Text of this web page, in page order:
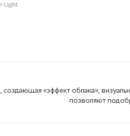
Light
создающая «эффект облака»,
позволяют